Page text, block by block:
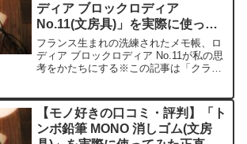
ディア ブロックロディア
No.11(文房具)」を実際に使って
みた正直感想
フランス生まれの洗練されたメモ帳、ロ
ディア ブロックロディア No.11が私の思
考をかたちにする※この記事は「クラシ
品・サービスへの口コミ今日、編集部が
紹介したいのが「...
【モノ好きの口コミ・評判】「ト
ンボ鉛筆 MONO 消しゴム(文房